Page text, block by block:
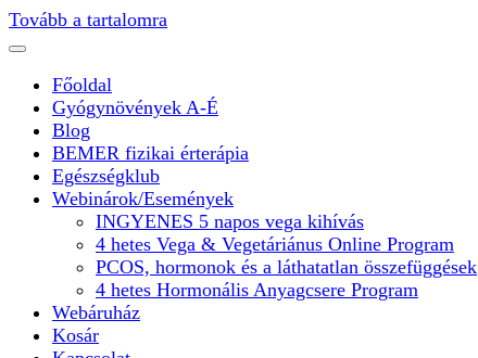
Tovább a tartalomra
Főoldal
Gyógynövények A-É
Blog
BEMER fizikai érterápia
Egészségklub
Webinárok/Események
INGYENES 5 napos vega kihívás
4 hetes Vega & Vegetáriánus Online Program
PCOS, hormonok és a láthatatlan összefüggések
4 hetes Hormonális Anyagcsere Program
Webáruház
Kosár